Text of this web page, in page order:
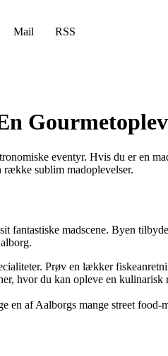
Mail RSS
eventyr. Hvis du er en
række sublim madoplevelser.
madscene. Byen
Prøv en lækker
hvor du kan opleve en
en af Aalborgs mange street